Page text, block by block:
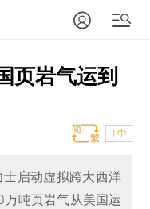
页岩气运到
T中
启动虚拟跨大西洋
吨页岩气从美国运